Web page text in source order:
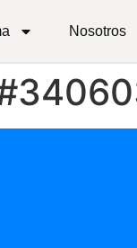
Nosotros